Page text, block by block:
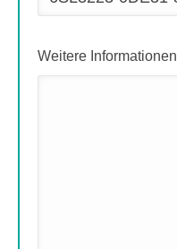
Weitere Informationen